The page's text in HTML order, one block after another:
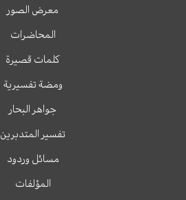
معرض الصور
المحاضرات
كلمات قصيرة
ومضة تفسيرية
جواهر البحار
تفسير المتدبرين
مسائل وردود
المؤلفات